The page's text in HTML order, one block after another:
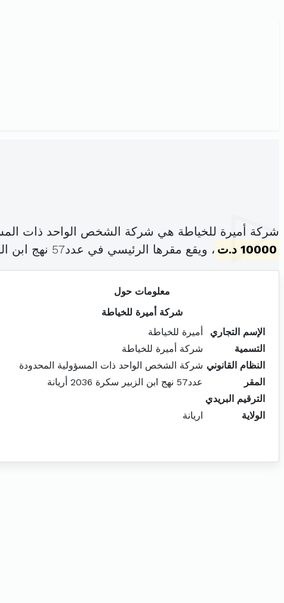
شركة أميرة للخياطة هي شركة الشخص الواحد ذات
10000 د.ت
، ويقع مقرها الرئيسي في عدد57 نهج ابن الزبير سكرة 2036 أريانة (
معلومات حول
شركة أميرة للخياطة
الإسم التجاري
أميرة للخياطة
التسمية
شركة أميرة للخياطة
النظام القانوني شركة الشخص الواحد ذات المسؤولية المحدودة
المقر
عدد57 نهج ابن الزبير سكرة 2036 أريانة
الترقيم البريدي
الولاية
اريانة